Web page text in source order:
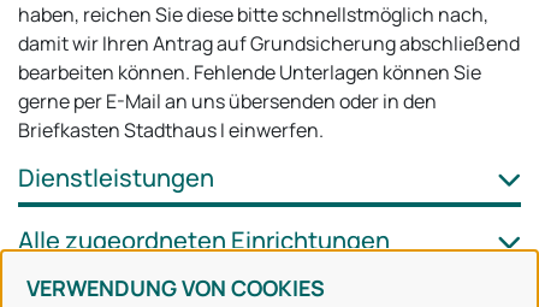
VERWENDUNG VON COOKIES
haben, reichen Sie diese bitte schnellstmöglich nach,
damit wir Ihren Antrag auf Grundsicherung abschließend
bearbeiten können. Fehlende Unterlagen können Sie
gerne per E-Mail an uns übersenden oder in den
Briefkasten Stadthaus I einwerfen.
Dienstleistungen
Alle zugeordneten Einrichtungen